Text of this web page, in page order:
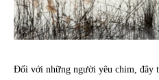
Đối với những người yêu chim, đây